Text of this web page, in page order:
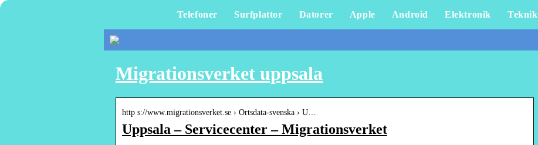
Telefoner Surfplattor Datorer Apple Android Elektronik Teknik
Migrationsverket uppsala
http s://www.migrationsverket.se › Ortsdata-svenska › U…
Uppsala – Servicecenter – Migrationsverket